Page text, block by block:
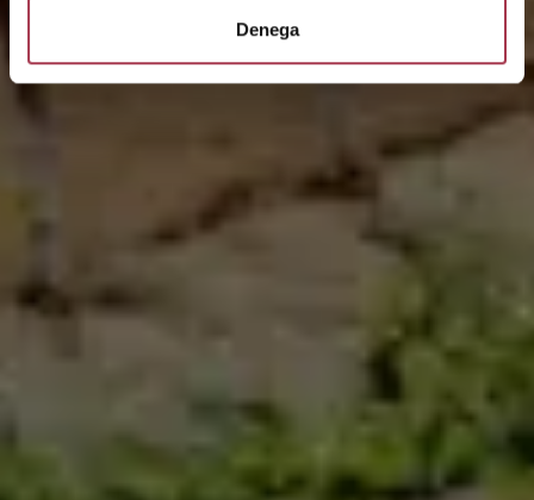
Denega